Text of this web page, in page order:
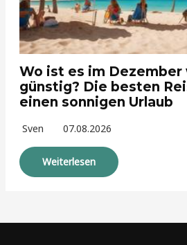
Wo ist es im Dezember
günstig? Die besten
einen sonnigen Urlaub
Sven 07.08.2026
Weiterlesen